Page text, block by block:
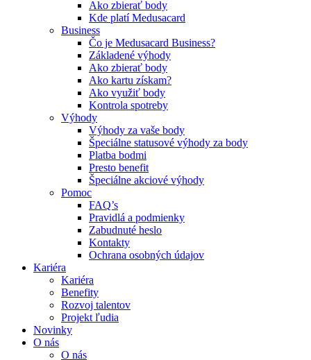
Ako zbierať body
Kde platí Medusacard
Business
Čo je Medusacard Business?
Základené výhody
Ako zbierať body
Ako kartu získam?
Ako využiť body
Kontrola spotreby
Výhody
Výhody za vaše body
Špeciálne statusové výhody za body
Platba bodmi
Presto benefit
Špeciálne akciové výhody
Pomoc
FAQ’s
Pravidlá a podmienky
Zabudnuté heslo
Kontakty
Ochrana osobných údajov
Kariéra
Kariéra
Benefity
Rozvoj talentov
Projekt ľudia
Novinky
O nás
O nás